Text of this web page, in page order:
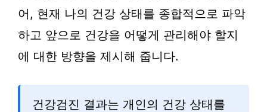
어, 현재 나의 건강 상태를 종합적으로 파악
하고 앞으로 건강을 어떻게 관리해야 할지
에 대한 방향을 제시해 줍니다.
건강검진 결과는 개인의 건강 상태를